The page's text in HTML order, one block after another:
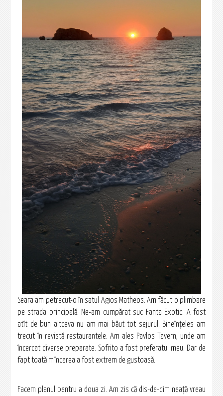
Seara am petrecut-o în satul Agios Matheos. Am făcut o plimbare
pe strada principală. Ne-am cumpărat suc Fanta Exotic. A fost
atît de bun altceva nu am mai băut tot sejurul. Bineînțeles am
trecut în revistă restaurantele. Am ales Pavlos Tavern, unde am
încercat diverse preparate. Sofrito a fost preferatul meu. Dar de
fapt toată mîncarea a fost extrem de gustoasă.
Facem planul pentru a doua zi. Am zis că dis-de-dimineață vreau